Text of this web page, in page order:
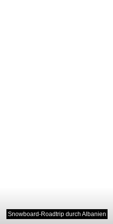
Snowboard-Roadtrip durch Albanien